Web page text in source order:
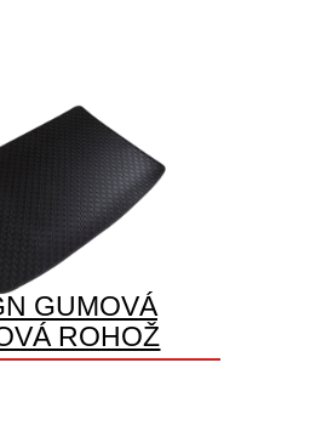
GUMOVÁ
ROHOŽ